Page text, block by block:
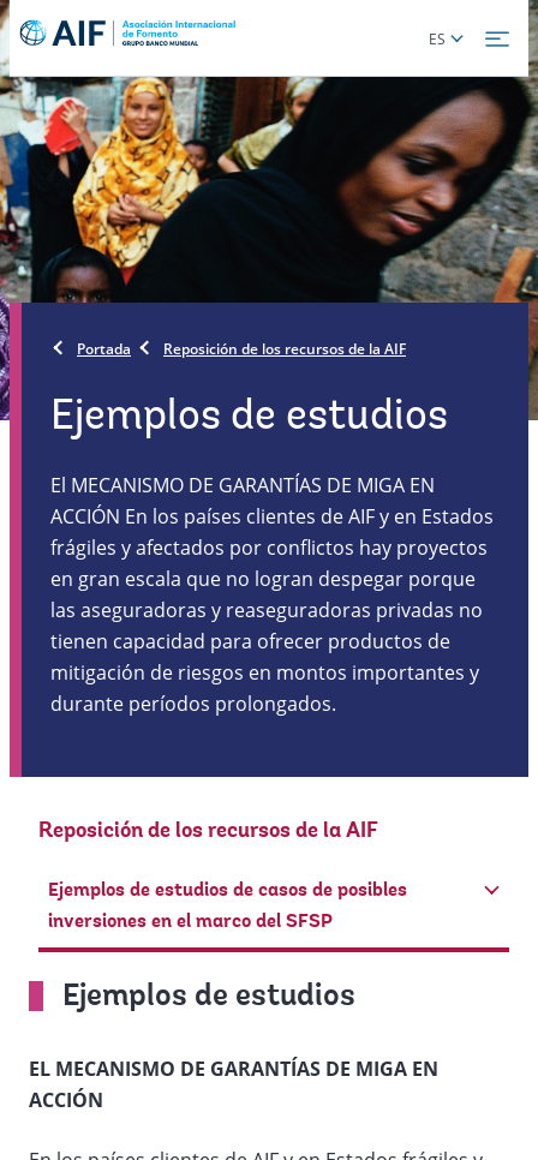
Skip
main
content
Global
toggler
ES
Portada Reposición de los recursos de la AIF
Ejemplos de estudios
El MECANISMO DE GARANTÍAS DE MIGA EN
ACCIÓN En los países clientes de AIF y en Estados
frágiles y afectados por conflictos hay proyectos
en gran escala que no logran despegar porque
las aseguradoras y reaseguradoras privadas no
tienen capacidad para ofrecer productos de
mitigación de riesgos en montos importantes y
durante períodos prolongados.
Reposición de los recursos de la AIF
Ejemplos de estudios de casos de posibles
inversiones en el marco del SFSP
Ejemplos de estudios
EL MECANISMO DE GARANTÍAS DE MIGA EN
ACCIÓN